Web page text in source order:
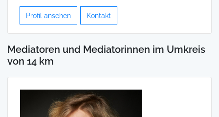
Profil ansehen Kontakt
Mediatoren und Mediatorinnen im Umkreis
von 14 km